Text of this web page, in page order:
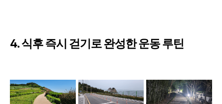
4. 식후 즉시 걷기로 완성한 운동 루틴